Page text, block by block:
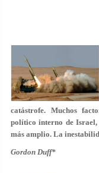
catástrofe. Muchos
político interno de Israel,
más amplio. La
Gordon Duff*